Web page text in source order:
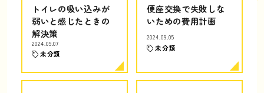
トイレの吸い込みが
弱いと感じたときの
解決策
2024.09.07
未分類
便座交換で失敗しな
いための費用計画
2024.09.05
未分類